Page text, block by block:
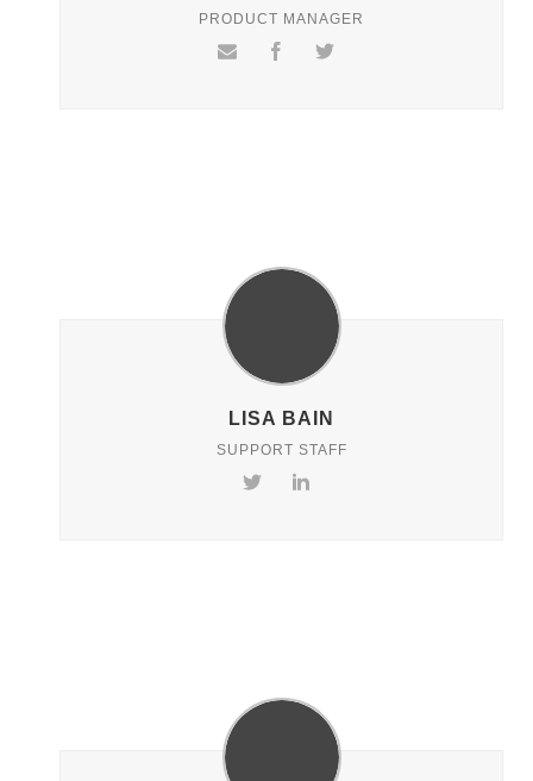
PRODUCT MANAGER
LISA BAIN
SUPPORT STAFF